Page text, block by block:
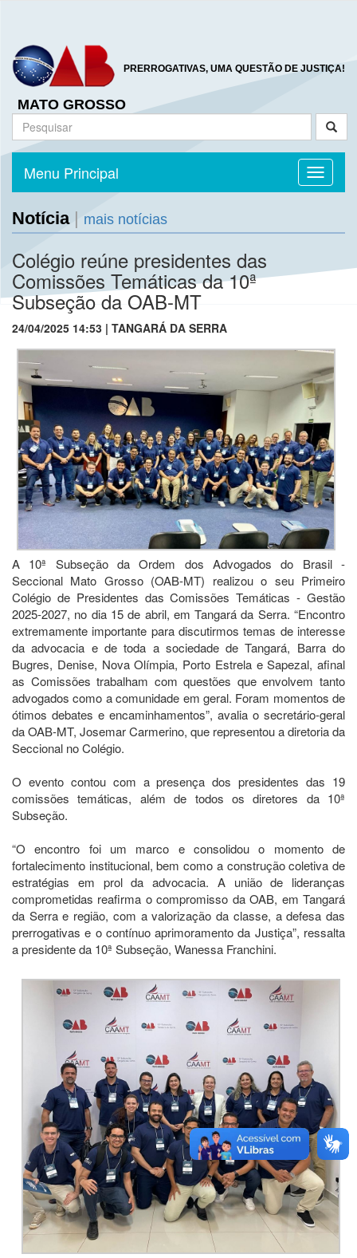
PRERROGATIVAS, UMA QUESTÃO DE JUSTIÇA!
MATO GROSSO
Toggle
Menu Principal
Notícia| mais notícias
Colégio reúne presidentes das
Comissões Temáticas da 10ª
Subseção da OAB-MT
24/04/2025 14:53 | TANGARÁ DA SERRA
A 10ª Subseção da Ordem dos Advogados do Brasil -
Seccional Mato Grosso (OAB-MT) realizou o seu Primeiro
Colégio de Presidentes das Comissões Temáticas - Gestão
2025-2027, no dia 15 de abril, em Tangará da Serra. “Encontro
extremamente importante para discutirmos temas de interesse
da advocacia e de toda a sociedade de Tangará, Barra do
Bugres, Denise, Nova Olímpia, Porto Estrela e Sapezal, afinal
as Comissões trabalham com questões que envolvem tanto
advogados como a comunidade em geral. Foram momentos de
ótimos debates e encaminhamentos”, avalia o secretário-geral
da OAB-MT, Josemar Carmerino, que representou a diretoria da
Seccional no Colégio.
O evento contou com a presença dos presidentes das 19
comissões temáticas, além de todos os diretores da 10ª
Subseção.
“O encontro foi um marco e consolidou o momento de
fortalecimento institucional, bem como a construção coletiva de
estratégias em prol da advocacia. A união de lideranças
comprometidas reafirma o compromisso da OAB, em Tangará
da Serra e região, com a valorização da classe, a defesa das
prerrogativas e o contínuo aprimoramento da Justiça”, ressalta
a presidente da 10ª Subseção, Wanessa Franchini.